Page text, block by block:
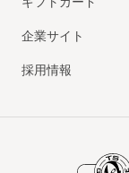
ギフトカード
企業サイト
採用情報